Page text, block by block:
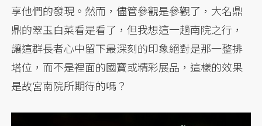
享他們的發現。然而，儘管參觀是參觀了，大名鼎
鼎的翠玉白菜看是看了，但我想這一趟南院之行，
讓這群長者心中留下最深刻的印象絕對是那一整排
塔位，而不是裡面的國寶或精彩展品，這樣的效果
是故宮南院所期待的嗎？